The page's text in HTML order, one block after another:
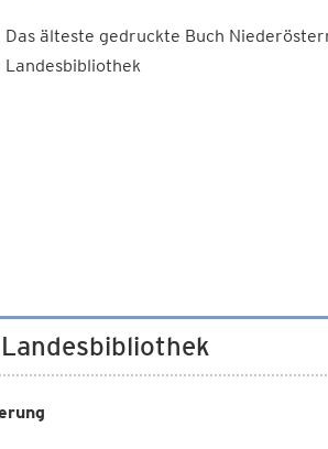
Das älteste gedruckte Buch
Landesbibliothek